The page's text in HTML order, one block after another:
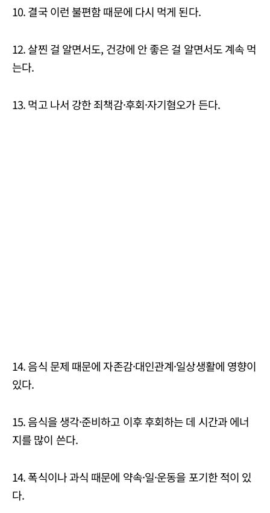
10. 결국 이런 불편함 때문에 다시 먹게 된다.
12. 살찐 걸 알면서도, 건강에 안 좋은 걸 알면서도 계속 먹
는다.
13. 먹고 나서 강한 죄책감·후회·자기혐오가 든다.
14. 음식 문제 때문에 자존감·대인관계·일상생활에 영향이
있다.
15. 음식을 생각·준비하고 이후 후회하는 데 시간과 에너
지를 많이 쓴다.
14. 폭식이나 과식 때문에 약속·일·운동을 포기한 적이 있
다.